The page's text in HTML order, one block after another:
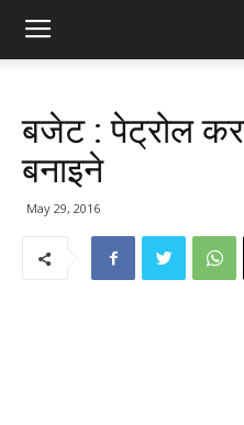
बजेट : पेट्रोल
बनाइने
May 29, 2016